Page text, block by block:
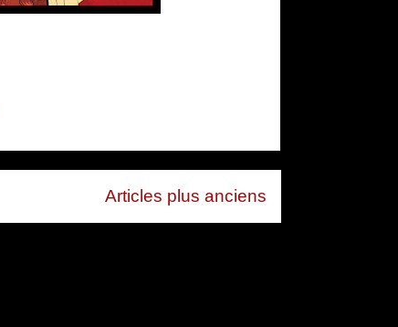
Articles plus anciens